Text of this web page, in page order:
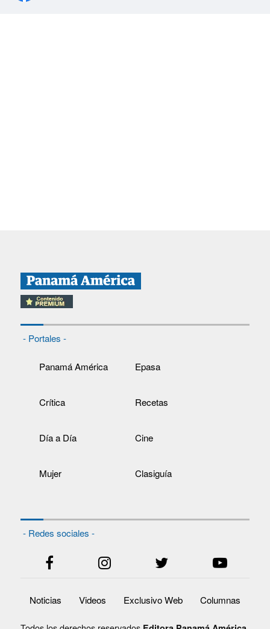
- Portales -
Panamá América Epasa
Crítica Recetas
Día a Día Cine
Mujer Clasiguía
- Redes sociales -
Noticias Videos Exclusivo Web Columnas